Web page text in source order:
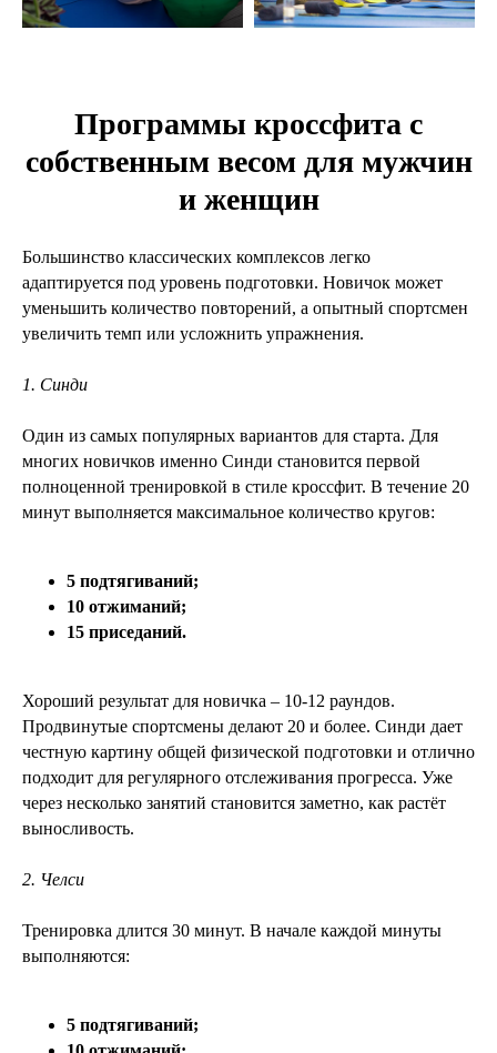
Программы кроссфита с
собственным весом для мужчин
и женщин
Большинство классических комплексов легко
адаптируется под уровень подготовки. Новичок может
уменьшить количество повторений, а опытный спортсмен
увеличить темп или усложнить упражнения.
1. Синди
Один из самых популярных вариантов для старта. Для
многих новичков именно Синди становится первой
полноценной тренировкой в стиле кроссфит. В течение 20
минут выполняется максимальное количество кругов:
5 подтягиваний;
10 отжиманий;
15 приседаний.
Хороший результат для новичка – 10-12 раундов.
Продвинутые спортсмены делают 20 и более. Синди дает
честную картину общей физической подготовки и отлично
подходит для регулярного отслеживания прогресса. Уже
через несколько занятий становится заметно, как растёт
выносливость.
2. Челси
Тренировка длится 30 минут. В начале каждой минуты
выполняются:
5 подтягиваний;